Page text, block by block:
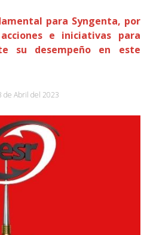
para Syngenta, por
e iniciativas para
su desempeño en este
de Abril del 2023